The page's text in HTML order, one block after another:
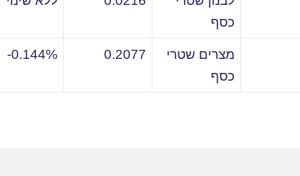
כסף
מצרים שטרי
כסף
0.2077
0.144%-